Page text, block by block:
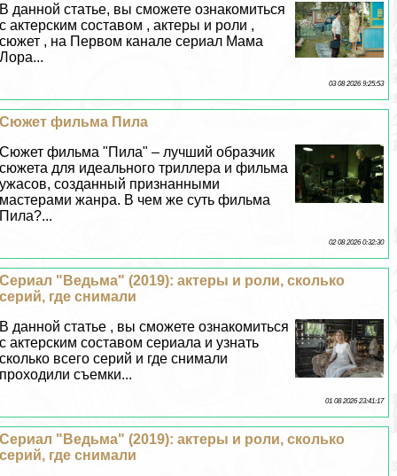
В данной статье, вы сможете ознакомиться
с актерским составом , актеры и роли ,
сюжет , на Первом канале сериал Мама
Лора...
03 08 2026 9:25:53
Сюжет фильма Пила
Сюжет фильма "Пила" – лучший образчик
сюжета для идеального триллера и фильма
ужасов, созданный признанными
мастерами жанра. В чем же суть фильма
Пила?...
02 08 2026 0:32:30
Сериал "Ведьма" (2019): актеры и роли, сколько
серий, где снимали
В данной статье , вы сможете ознакомиться
с актерским составом сериала и узнать
сколько всего серий и где снимали
проходили съемки...
01 08 2026 23:41:17
Сериал "Ведьма" (2019): актеры и роли, сколько
серий, где снимали